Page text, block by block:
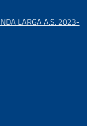
LARGA A.S. 2023-